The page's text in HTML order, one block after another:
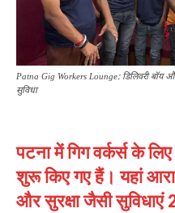
Patna Gig Workers Lounge: डिलिवरी बॉय
सुविधा
पटना में गिग वर्कर्स के
शुरू किए गए हैं। यहां
और सुरक्षा जैसी सुविधाएं